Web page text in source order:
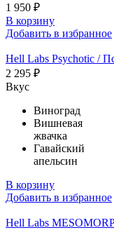
1 950 ₽
В корзину
Добавить в избранное
Hell Labs Psychotic /
2 295 ₽
Вкус
Виноград
Вишневая
жвачка
Гавайский
апельсин
В корзину
Добавить в избранное
Hell Labs